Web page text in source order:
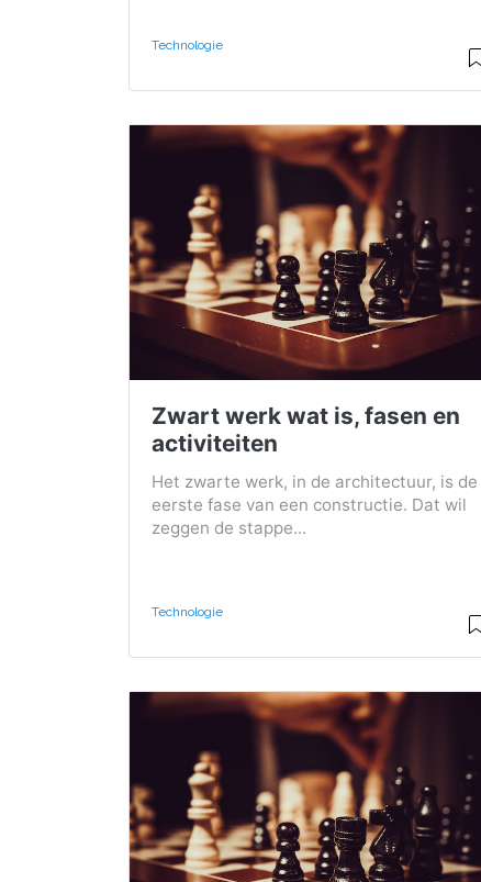
Technologie
Zwart werk wat is, fasen en
activiteiten
Het zwarte werk, in de architectuur, is de
eerste fase van een constructie. Dat wil
zeggen de stappe...
Technologie